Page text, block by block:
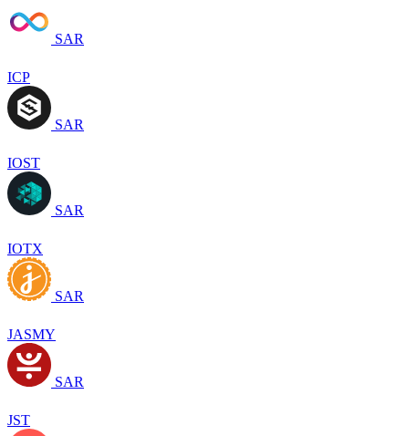
SAR
ICP
SAR
IOST
SAR
IOTX
SAR
JASMY
SAR
JST